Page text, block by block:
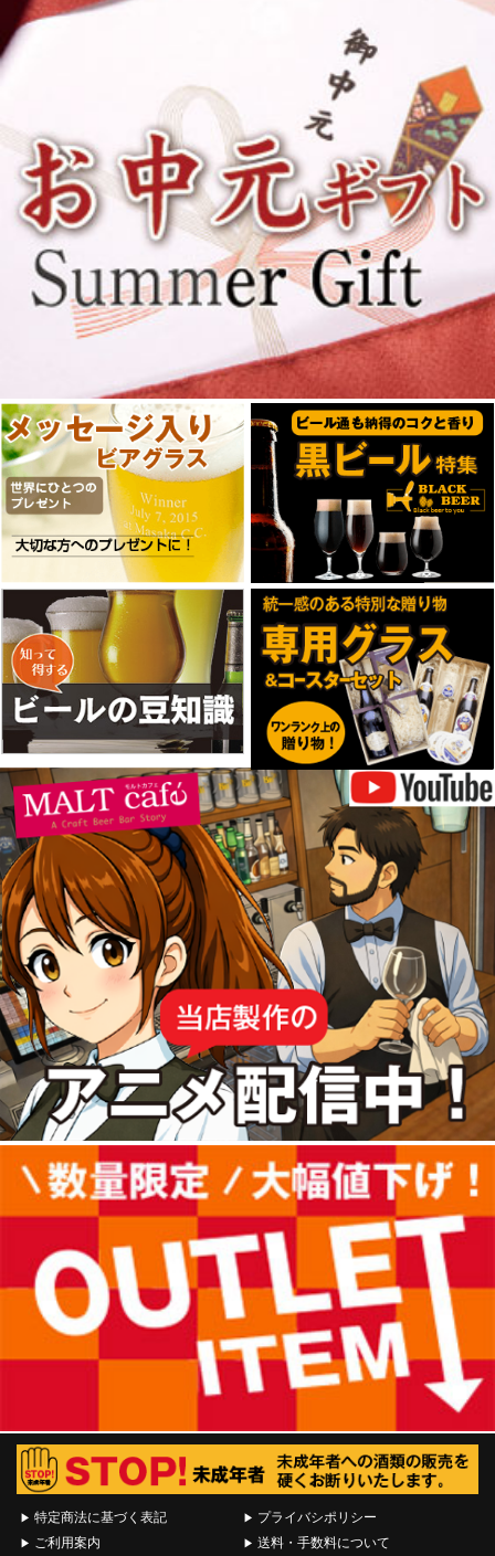
特定商法に基づく表記
ご利用案内
プライバシポリシー
送料・手数料について